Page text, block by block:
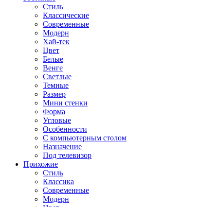
Стиль
Классические
Современные
Модерн
Хай-тек
Цвет
Белые
Венге
Светлые
Темные
Размер
Мини стенки
Форма
Угловые
Особенности
С компьютерным столом
Назначение
Под телевизор
Прихожие
Стиль
Классика
Современные
Модерн